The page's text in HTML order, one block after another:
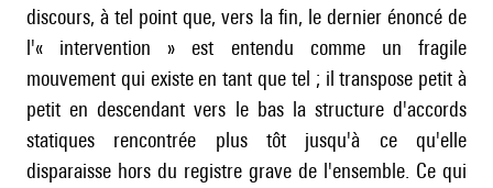
discours, à tel point que, vers la fin, le dernier énoncé de
l'« intervention » est entendu comme un fragile
mouvement qui existe en tant que tel ; il transpose petit à
petit en descendant vers le bas la structure d'accords
statiques rencontrée plus tôt jusqu'à ce qu'elle
disparaisse hors du registre grave de l'ensemble. Ce qui